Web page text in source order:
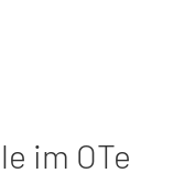
im OTe